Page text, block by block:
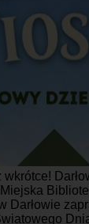
Miejska
Darłowie